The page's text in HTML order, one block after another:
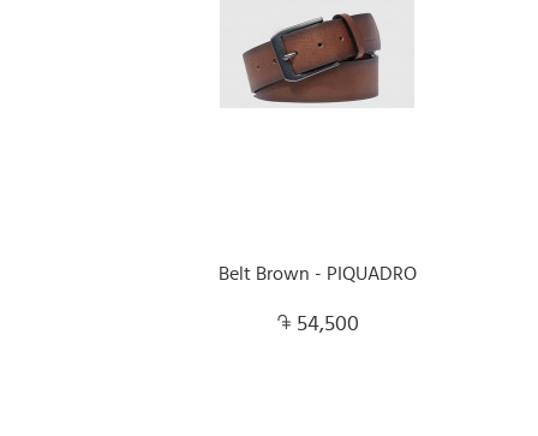
Belt Brown - PIQUADRO
54,500